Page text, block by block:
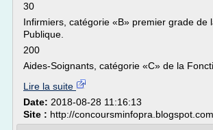
30
Infirmiers, catégorie «B» premier grade de
Publique.
200
Aides-Soignants, catégorie «C» de la
Lire la suite
Date: 2018-08-28 11:16:13
Site : http://concoursminfopra.blogspot.com